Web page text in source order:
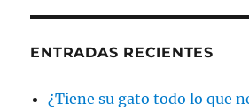
ENTRADAS RECIENTES
¿Tiene su gato todo lo que